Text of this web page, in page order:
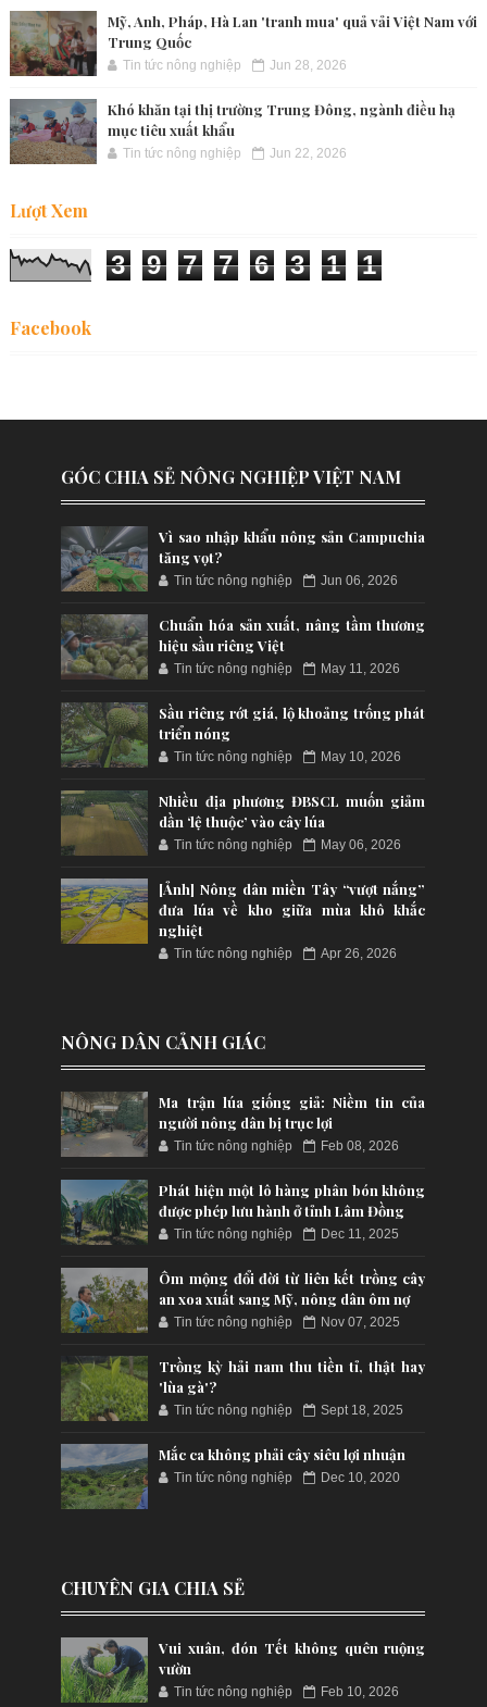
Mỹ, Anh, Pháp, Hà Lan 'tranh mua' quả vải Việt Nam với
Trung Quốc
Tin tức nông nghiệp Jun 28, 2026
Khó khăn tại thị trường Trung Đông, ngành điều hạ
mục tiêu xuất khẩu
Tin tức nông nghiệp Jun 22, 2026
Lượt Xem
3 9 7 7 6 3 1 1
Facebook
GÓC CHIA SẺ NÔNG NGHIỆP VIỆT NAM
Vì sao nhập khẩu nông sản Campuchia
tăng vọt?
Tin tức nông nghiệp Jun 06, 2026
Chuẩn hóa sản xuất, nâng tầm thương
hiệu sầu riêng Việt
Tin tức nông nghiệp May 11, 2026
Sầu riêng rớt giá, lộ khoảng trống phát
triển nóng
Tin tức nông nghiệp May 10, 2026
Nhiều địa phương ĐBSCL muốn giảm
dần ‘lệ thuộc’ vào cây lúa
Tin tức nông nghiệp May 06, 2026
[Ảnh] Nông dân miền Tây “vượt nắng”
đưa lúa về kho giữa mùa khô khắc
nghiệt
Tin tức nông nghiệp Apr 26, 2026
NÔNG DÂN CẢNH GIÁC
Ma trận lúa giống giả: Niềm tin của
người nông dân bị trục lợi
Tin tức nông nghiệp Feb 08, 2026
Phát hiện một lô hàng phân bón không
được phép lưu hành ở tỉnh Lâm Đồng
Tin tức nông nghiệp Dec 11, 2025
Ôm mộng đổi đời từ liên kết trồng cây
an xoa xuất sang Mỹ, nông dân ôm nợ
Tin tức nông nghiệp Nov 07, 2025
Trồng kỳ hải nam thu tiền tỉ, thật hay
'lùa gà'?
Tin tức nông nghiệp Sept 18, 2025
Mắc ca không phải cây siêu lợi nhuận
Tin tức nông nghiệp Dec 10, 2020
CHUYÊN GIA CHIA SẺ
Vui xuân, đón Tết không quên ruộng
vườn
Tin tức nông nghiệp Feb 10, 2026